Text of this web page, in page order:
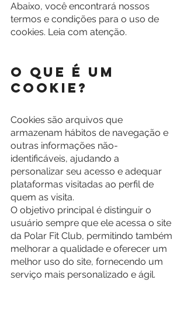
Abaixo, você encontrará nossos
termos e condições para o uso de
cookies. Leia com atenção.
O que é um
Cookie?
Cookies são arquivos que
armazenam hábitos de navegação e
outras informações não-
identificáveis, ajudando a
personalizar seu acesso e adequar
plataformas visitadas ao perfil de
quem as visita.
O objetivo principal é distinguir o
usuário sempre que ele acessa o site
da Polar Fit Club, permitindo também
melhorar a qualidade e oferecer um
melhor uso do site, fornecendo um
serviço mais personalizado e ágil.